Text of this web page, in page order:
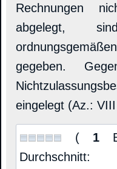
Rechnungen
abgelegt,
gegeben.
eingelegt (Az.:
( 1
Durchschnitt: